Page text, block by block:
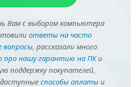
Вам с выбором компьютера
ответы на часто
вопросы, рассказали много
про нашу гарантию на ПКи
поддержку покупателей,
способы оплатыи